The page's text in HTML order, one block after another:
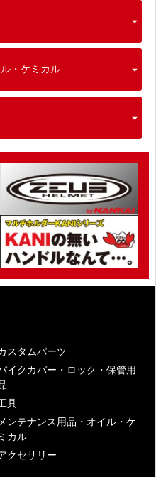
・ケミカル
スタムパーツ
イクカバー・ロック・保管用
具
メンテナンス用品・オイル・ケ
ミカル
クセサリー